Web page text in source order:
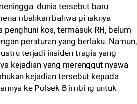
dunia tersebut baru
bahwa pihaknya
kos, termasuk RH, belum
peraturan yang berlaku. Namun,
terjadi insiden tragis yang
kejadian yang merenggut nyawa
kejadian tersebut kepada
ke Polsek Blimbing untuk